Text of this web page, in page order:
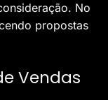
No
propostas
Vendas